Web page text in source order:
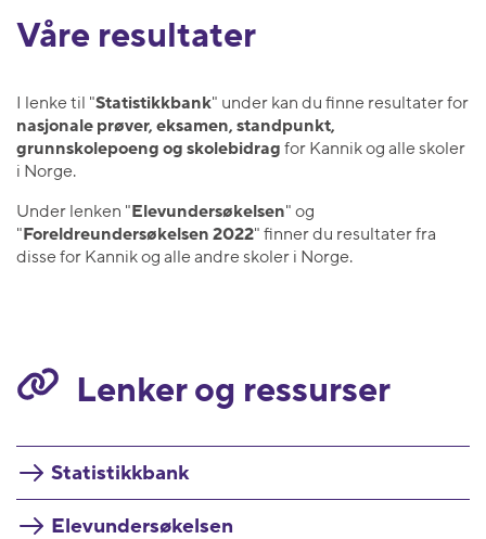
Våre resultater
I lenke til "Statistikkbank" under kan du finne resultater for
nasjonale prøver, eksamen, standpunkt,
grunnskolepoeng og skolebidrag for Kannik og alle skoler
i Norge.
Under lenken " Elevundersøkelsen" og
" Foreldreundersøkelsen 2022" finner du resultater fra
disse for Kannik og alle andre skoler i Norge.
Lenker og ressurser
Statistikkbank
Elevundersøkelsen